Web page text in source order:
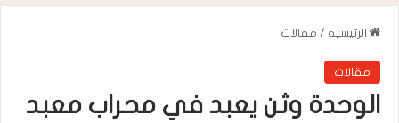
الرئيسية / مقالات
مقالات
الوحدة وثن يعبد في محراب معبد